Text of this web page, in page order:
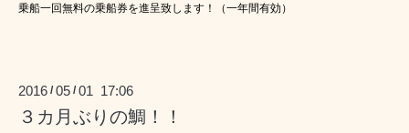
乗船一回無料の乗船券を進呈致します！（一年間有効）
2016 /05 /01 17:06
３カ月ぶりの鯛！！